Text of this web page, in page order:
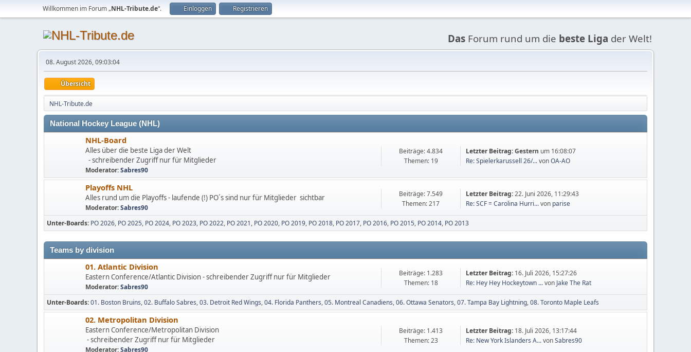
Willkommen im Forum „NHL-Tribute.de“. Einloggen Registrieren
Das Forum rund um die beste Liga der Welt!
08. August 2026, 09:03:04
Übersicht
NHL-Tribute.de
National Hockey League (NHL)
NHL-Board
Alles über die beste Liga der Welt
- schreibender Zugriff nur für Mitglieder
Moderator:Sabres90
Beiträge: 4.834
Themen: 19
Letzter Beitrag:Gestern um 16:08:07
Re: Spielerkarussell 26/...vonOA-AO
Playoffs NHL
Alles rund um die Playoffs - laufende (!) PO´s sind nur für Mitglieder sichtbar
Moderator:Sabres90
Beiträge: 7.549
Themen: 217
Letzter Beitrag:22. Juni 2026, 11:29:43
Re: SCF = Carolina Hurri...von parise
Unter-Boards PO 2026 PO 2025 PO 2024 PO 2023 PO 2022 PO 2021 PO 2020 PO 2019 PO 2018 PO 2017 PO 2016 PO 2015 PO 2014 PO 2013
Teams by division
01. Atlantic Division
Eastern Conference/Atlantic Division - schreibender Zugriff nur für Mitglieder
Moderator:Sabres90
Beiträge: 1.283
Themen: 18
Letzter Beitrag: 16. Juli 2026, 15:27:26
Re: Hey Hey Hockeytown ...von Jake The Rat
Unter-Boards 01. Boston Bruins 02. Buffalo Sabres 03. Detroit Red Wings 04. Florida Panthers 05. Montreal Canadiens 06. Ottawa Senators 07. Tampa Bay Lightning 08. Toronto Maple Leafs
02. Metropolitan Division
Eastern Conference/Metropolitan Division
- schreibender Zugriff nur für Mitglieder
Moderator:Sabres90
Beiträge: 1.413
Themen: 23
Letzter Beitrag: 18. Juli 2026, 13:17:44
Re: New York Islanders A...vonSabres90